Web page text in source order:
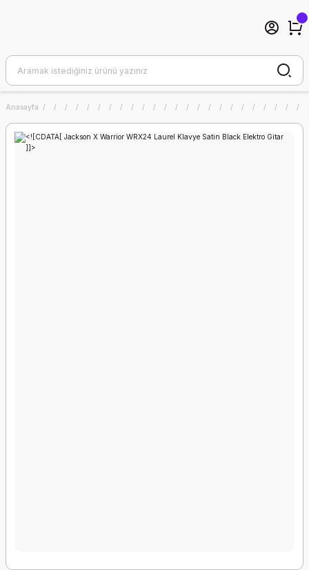
Anasayfa